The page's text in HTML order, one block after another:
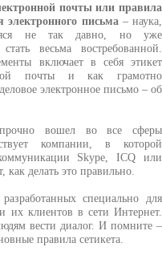
почты или правила
электронного письма – наука,
не так давно, но уже
весьма востребованной.
включает в себя этикет
почты и как грамотно
электронное письмо – об
вошел во все сферы
компании, в которой
Skype, ICQ или
делать это правильно.
, разработанных специально для
их клиентов в сети Интернет.
вести диалог. И помните –
правила сетикета.